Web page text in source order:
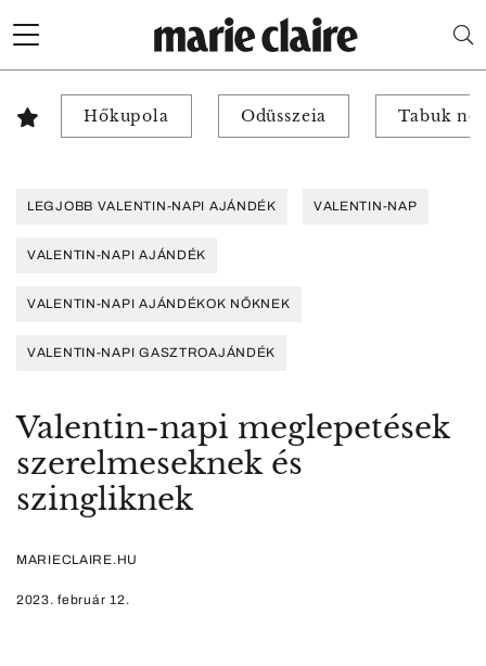
Hőkupola Odüsszeia Tabuk
LEGJOBB VALENTIN-NAPI AJÁNDÉK VALENTIN-NAP
VALENTIN-NAPI AJÁNDÉK
VALENTIN-NAPI AJÁNDÉKOK NŐKNEK
VALENTIN-NAPI GASZTROAJÁNDÉK
Valentin-napi meglepetések
szerelmeseknek és
szingliknek
MARIECLAIRE.HU
2023. február 12.